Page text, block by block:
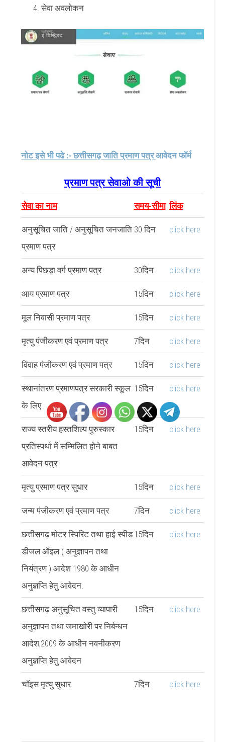
सेवा अवलोकन
नोट इसे भी पढे :- छत्तीसगढ़ जाति प्रमाण पत्रआवेदन फॉर्म
प्रमाण पत्र सेवाओ की सूची
सेवा का नाम समय-सीमा लिंक
अनुसूचित जाति / अनुसूचित जनजाति
प्रमाण पत्र
30 दिन click here
अन्य पिछड़ा वर्ग प्रमाण पत्र 30दिन click here
आय प्रमाण पत्र 15दिन click here
मूल निवासी प्रमाण पत्र 15दिन click here
मृत्यु पंजीकरण एवं प्रमाण पत्र 7दिन click here
विवाह पंजीकरण एवं प्रमाण पत्र 15दिन click here
स्थानांतरण प्रमाणपत्र सरकारी स्कूल
के लिए
15दिन click here
राज्य स्तरीय हस्तशिल्प पुरुस्कार
प्रतिस्पर्था में सम्मिलित होने बाबत
आवेदन पत्र
15दिन click here
मृत्यु प्रमाण पत्र सुधार 15दिन click here
जन्म पंजीकरण एवं प्रमाण पत्र 7दिन click here
छत्तीसगढ़ मोटर स्पिरिट तथा हाई स्पीड
डीजल ऑइल ( अनुज्ञापन तथा
नियंत्रण ) आदेश 1980 के आधीन
अनुज्ञप्ति हेतु आवेदन.
15दिन click here
छत्तीसगढ़ अनुसूचित वस्तु व्यापारी
अनुज्ञापन तथा जमाखोरी पर निर्बन्धन
आदेश,2009 के आधीन नवनीकरण
अनुज्ञप्ति हेतु आवेदन
15दिन click here
चॉइस मृत्यु सुधार 7दिन click here